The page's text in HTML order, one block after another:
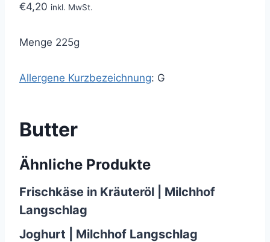
€4,20 inkl. MwSt.
Menge 225g
Allergene Kurzbezeichnung: G
Butter
Ähnliche Produkte
Frischkäse in Kräuteröl | Milchhof
Langschlag
Joghurt | Milchhof Langschlag